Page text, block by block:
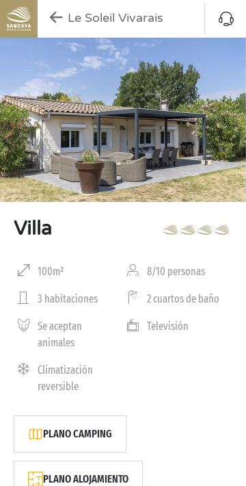
Le Soleil Vivarais
Villa
100m² 8/10 personas
3 habitaciones 2 cuartos de baño
Se aceptan
animales
Televisión
Climatización
reversible
PLANO CAMPING
PLANO ALOJAMIENTO